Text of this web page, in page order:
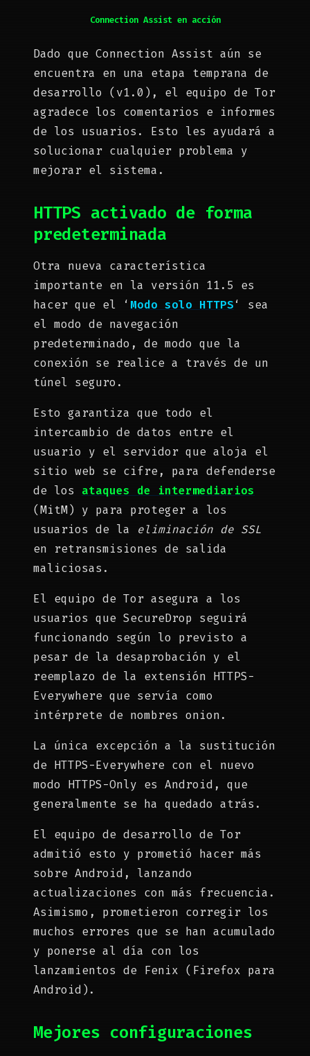
Connection Assist en acción
Dado que Connection Assist aún se
encuentra en una etapa temprana de
desarrollo (v1.0), el equipo de Tor
agradece los comentarios e informes
de los usuarios. Esto les ayudará a
solucionar cualquier problema y
mejorar el sistema.
HTTPS activado de forma
predeterminada
Otra nueva característica
importante en la versión 11.5 es
hacer que el ‘ Modo solo HTTPS‘ sea
el modo de navegación
predeterminado, de modo que la
conexión se realice a través de un
túnel seguro.
Esto garantiza que todo el
intercambio de datos entre el
usuario y el servidor que aloja el
sitio web se cifre, para defenderse
de los ataques de intermediarios
(MitM) y para proteger a los
usuarios de la eliminación de SSL
en retransmisiones de salida
maliciosas.
El equipo de Tor asegura a los
usuarios que SecureDrop seguirá
funcionando según lo previsto a
pesar de la desaprobación y el
reemplazo de la extensión HTTPS-
Everywhere que servía como
intérprete de nombres onion.
La única excepción a la sustitución
de HTTPS-Everywhere con el nuevo
modo HTTPS-Only es Android, que
generalmente se ha quedado atrás.
El equipo de desarrollo de Tor
admitió esto y prometió hacer más
sobre Android, lanzando
actualizaciones con más frecuencia.
Asimismo, prometieron corregir los
muchos errores que se han acumulado
y ponerse al día con los
lanzamientos de Fenix ​​(Firefox para
Android).
Mejores configuraciones